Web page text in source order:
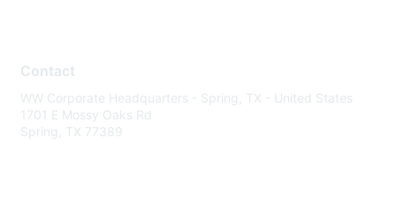
Contact
WW Corporate Headquarters - Spring, TX - United States
1701 E Mossy Oaks Rd
Spring, TX 77389